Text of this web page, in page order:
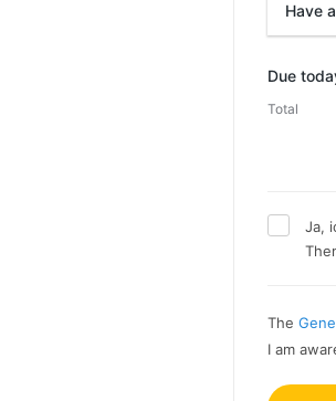
Have
Due
Total
Ja,
The
I am